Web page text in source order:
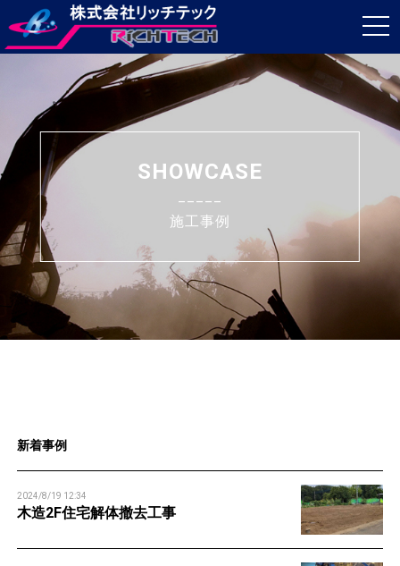
SHOWCASE
施工事例
新着事例
2024/8/19 12:34
木造2F住宅解体撤去工事
t
o
g
l
a
v
g